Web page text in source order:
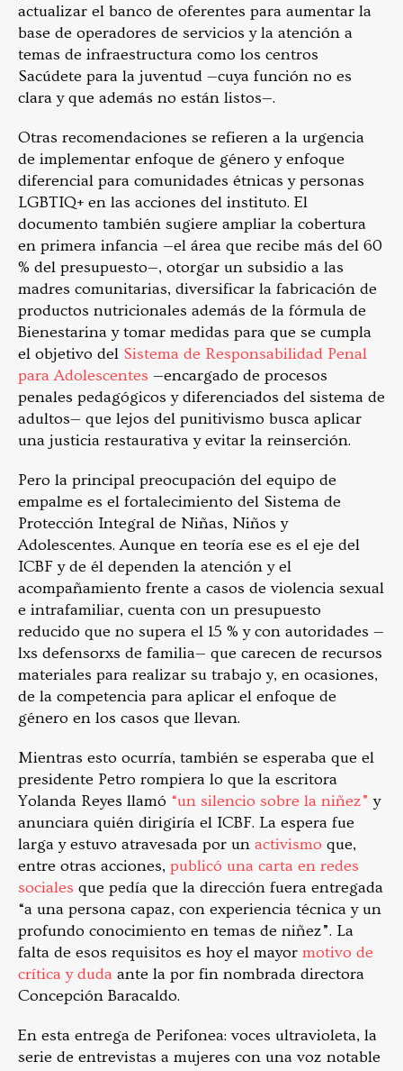
actualizar el banco de oferentes para aumentar la
base de operadores de servicios y la atención a
temas de infraestructura como los centros
Sacúdete para la juventud —cuya función no es
clara y que además no están listos—.
Otras recomendaciones se refieren a la urgencia
de implementar enfoque de género y enfoque
diferencial para comunidades étnicas y personas
LGBTIQ+ en las acciones del instituto. El
documento también sugiere ampliar la cobertura
en primera infancia —el área que recibe más del 60
% del presupuesto—, otorgar un subsidio a las
madres comunitarias, diversificar la fabricación de
productos nutricionales además de la fórmula de
Bienestarina y tomar medidas para que se cumpla
el objetivo del Sistema de Responsabilidad Penal
para Adolescentes —encargado de procesos
penales pedagógicos y diferenciados del sistema de
adultos— que lejos del punitivismo busca aplicar
una justicia restaurativa y evitar la reinserción.
Pero la principal preocupación del equipo de
empalme es el fortalecimiento del Sistema de
Protección Integral de Niñas, Niños y
Adolescentes. Aunque en teoría ese es el eje del
ICBF y de él dependen la atención y el
acompañamiento frente a casos de violencia sexual
e intrafamiliar, cuenta con un presupuesto
reducido que no supera el 15 % y con autoridades —
lxs defensorxs de familia— que carecen de recursos
materiales para realizar su trabajo y, en ocasiones,
de la competencia para aplicar el enfoque de
género en los casos que llevan.
Mientras esto ocurría, también se esperaba que el
presidente Petro rompiera lo que la escritora
Yolanda Reyes llamó “un silencio sobre la niñez” y
anunciara quién dirigiría el ICBF. La espera fue
larga y estuvo atravesada por un activismo que,
entre otras acciones, publicó una carta en redes
sociales que pedía que la dirección fuera entregada
“a una persona capaz, con experiencia técnica y un
profundo conocimiento en temas de niñez”. La
falta de esos requisitos es hoy el mayor motivo de
crítica y duda ante la por fin nombrada directora
Concepción Baracaldo.
En esta entrega de Perifonea: voces ultravioleta, la
serie de entrevistas a mujeres con una voz notable